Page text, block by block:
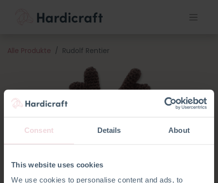
Consent Details About
This website uses cookies
We use cookies to personalise content and ads, to
Alle Produkte Rudolf Rentier